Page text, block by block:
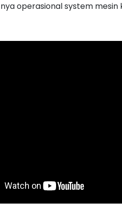
operasional system